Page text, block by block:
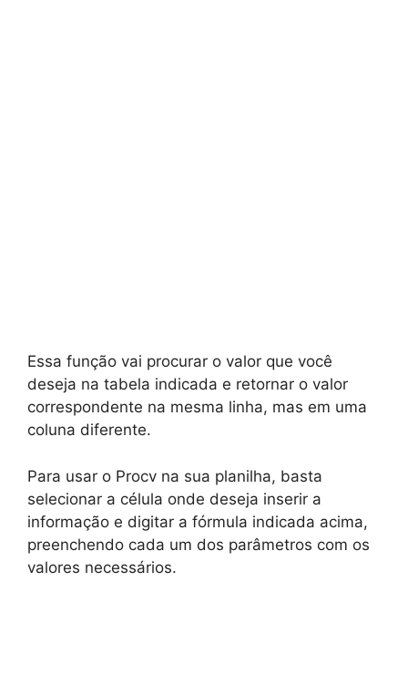
Essa função vai procurar o valor que você
deseja na tabela indicada e retornar o valor
correspondente na mesma linha, mas em uma
coluna diferente.
Para usar o Procv na sua planilha, basta
selecionar a célula onde deseja inserir a
informação e digitar a fórmula indicada acima,
preenchendo cada um dos parâmetros com os
valores necessários.